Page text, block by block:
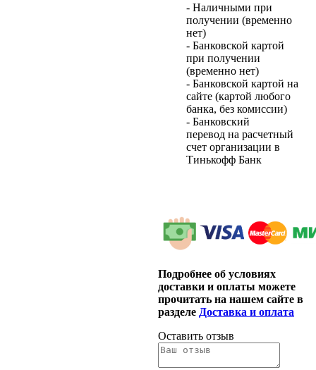
- Наличными при
получении (временно
нет)
- Банковской картой
при получении
(временно нет)
- Банковской картой на
сайте (картой любого
банка, без комиссии)
- Банковский
перевод на расчетный
счет организации в
Тинькофф Банк
Подробнее об условиях
доставки и оплаты можете
прочитать на нашем сайте в
разделе Доставка и оплата
Оставить отзыв